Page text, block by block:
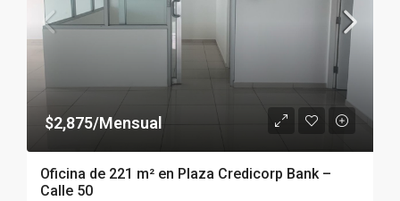
$2,875/Mensual
Oficina de 221 m² en Plaza Credicorp Bank –
Calle 50